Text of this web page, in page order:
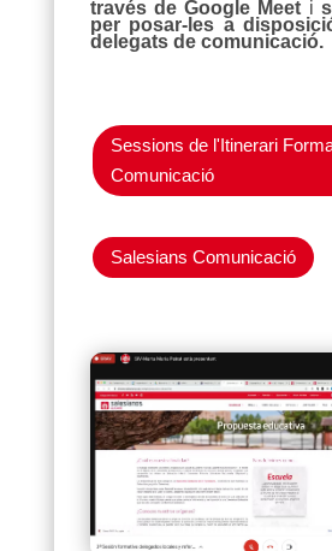
través de Google Meet i
per posar-les a
delegats de comunicació.
Sessions de l'Itinerari
Comunicació
Salesians Comunicació